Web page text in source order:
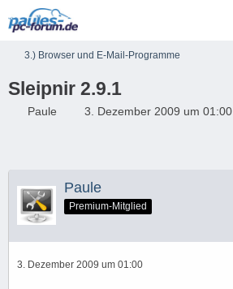
3.) Browser und E-Mail-Programme
Sleipnir 2.9.1
Paule 3. Dezember 2009 um 01:00
Paule
Premium-Mitglied
3. Dezember 2009 um 01:00